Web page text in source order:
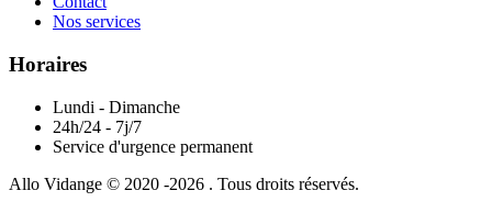
Nos services
Horaires
Lundi - Dimanche
24h/24 - 7j/7
Service d'urgence permanent
Allo Vidange © 2020 -2026 . Tous droits réservés.